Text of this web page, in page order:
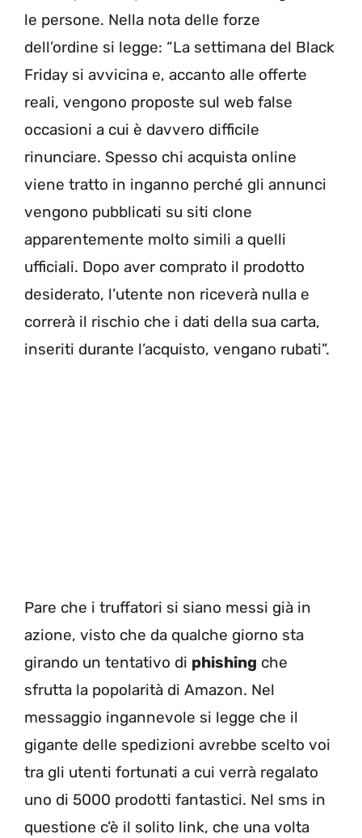
le persone. Nella nota delle forze
dell’ordine si legge: “La settimana del Black
Friday si avvicina e, accanto alle offerte
reali, vengono proposte sul web false
occasioni a cui è davvero difficile
rinunciare. Spesso chi acquista online
viene tratto in inganno perché gli annunci
vengono pubblicati su siti clone
apparentemente molto simili a quelli
ufficiali. Dopo aver comprato il prodotto
desiderato, l’utente non riceverà nulla e
correrà il rischio che i dati della sua carta,
inseriti durante l’acquisto, vengano rubati”.
Pare che i truffatori si siano messi già in
azione, visto che da qualche giorno sta
girando un tentativo di phishing che
sfrutta la popolarità di Amazon. Nel
messaggio ingannevole si legge che il
gigante delle spedizioni avrebbe scelto voi
tra gli utenti fortunati a cui verrà regalato
uno di 5000 prodotti fantastici. Nel sms in
questione c’è il solito link, che una volta